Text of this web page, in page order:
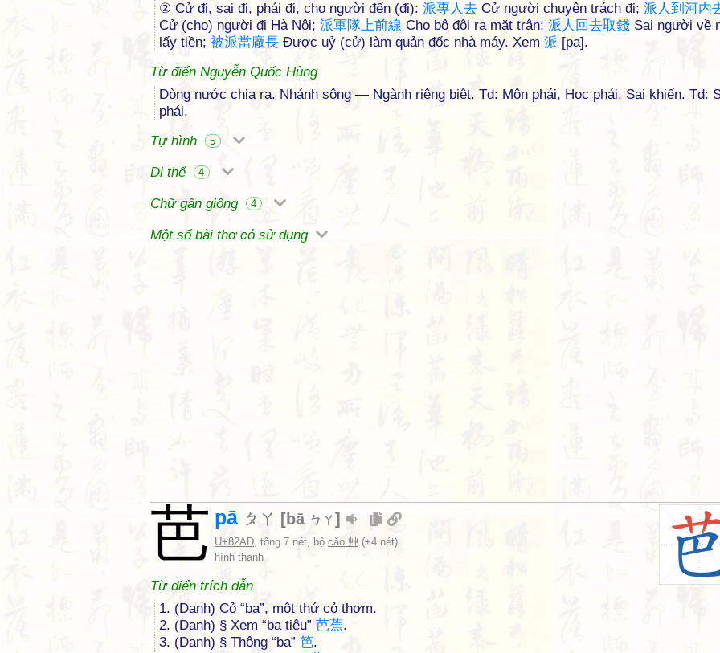
② Cử đi, sai đi, phái đi, cho người đến (đi): 派專人去 Cử người chuyên trách đi; 派人到 河内
Cử (cho) người đi Hà Nội; 派軍隊上前線 Cho bộ đội ra mặt trận; 派 人 回去取錢 Sai người về
lấy tiền; 被派當廠長 Được uỷ (cử) làm quản đốc nhà máy. Xem 派 [pa].
Từ điển Nguyễn Quốc Hùng
Dòng nước chia ra. Nhánh sông — Ngành riêng biệt. Td: Môn phái, Học phái. Sai khiến. Td:
phái.
Tự hình
5
Dị thể 4
Chữ gần giống 4
Một số bài thơ có sử dụng
芭 pā ㄆㄚ [bā ㄅㄚ]
U+82AD, tổng 7 nét, bộ cǎo 艸 (+4 nét)
hình thanh
Từ điển trích dẫn
1. (Danh) Cỏ “ba”, một thứ cỏ thơm.
2. (Danh) § Xem “ba tiêu” 芭蕉.
3. (Danh) § Thông “ba” 笆.